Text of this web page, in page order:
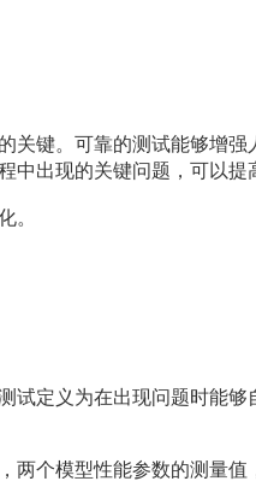
关键。可靠的测试能够增
中出现的关键问题，可以
。
试定义为在出现问题时能
两个模型性能参数的测量值